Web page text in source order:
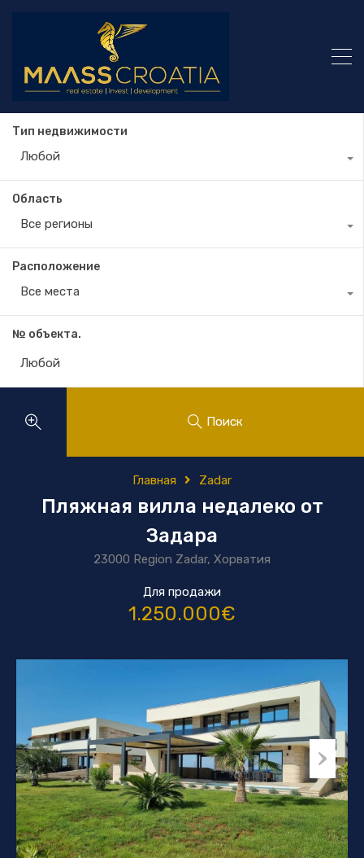
Тип недвижимости
Любой
Область
Все регионы
Расположение
Все места
№ объекта.
Поиск
Главная Zadar
Пляжная вилла недалеко от
Задара
23000 Region Zadar, Хорватия
Для продажи
1.250.000€